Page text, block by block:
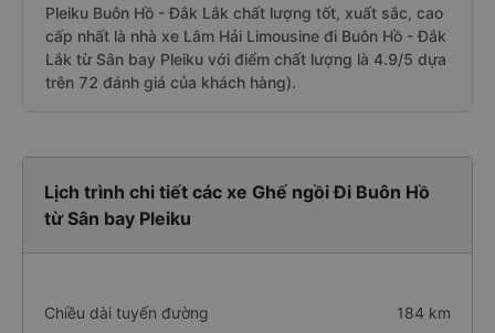
Pleiku Buôn Hồ - Đắk Lắk chất lượng tốt, xuất sắc, cao
cấp nhất là nhà xe Lâm Hải Limousine đi Buôn Hồ - Đắk
Lắk từ Sân bay Pleiku với điểm chất lượng là 4.9/5 dựa
trên 72 đánh giá của khách hàng).
Lịch trình chi tiết các xe Ghế ngồi Đi Buôn Hồ
từ Sân bay Pleiku
Chiều dài tuyến đường 184 km